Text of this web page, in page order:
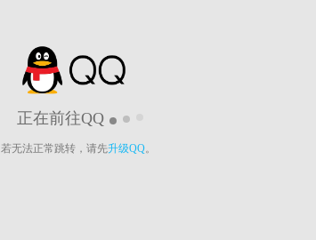
正在前往QQ
若无法正常跳转，请先升级QQ。